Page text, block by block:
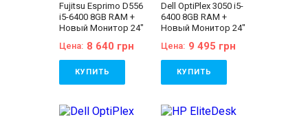
Fujitsu Esprimo D556
i5-6400 8GB RAM +
Новый Монитор 24"
Цена: 8 640 грн
КУПИТЬ
Количество ядер
Dell OptiPlex 3050 i5-
6400 8GB RAM +
Новый Монитор 24"
Цена: 9 495 грн
КУПИТЬ
Количество ядер